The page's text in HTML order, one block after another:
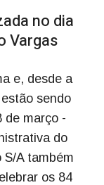
no dia
Vargas
e, desde a
sendo
de março -
do
A também
os 84